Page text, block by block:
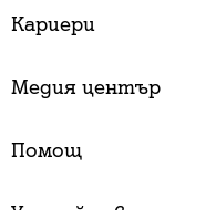
Кариери
Медия център
Помощ